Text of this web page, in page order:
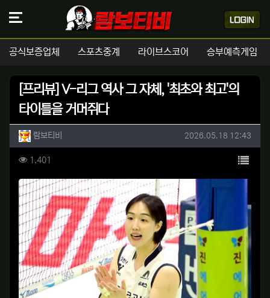
공식보증업체 스포츠중계 라이브스코어 승부예측게임
[프리뷰] V-리그 역사 그 자체, '최초와 최고'의
타이틀을 거머쥐다
작성자 정보
람보티비 작성일
2026.05.18 12:43
컨텐츠 정보
1,401 목록
본문